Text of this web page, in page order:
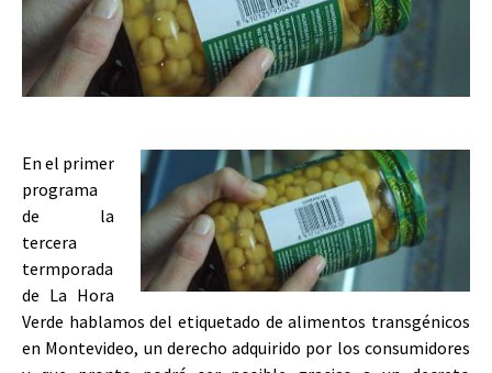
En el primer
programa
de la
tercera
termporada
de La Hora
Verde hablamos del etiquetado de alimentos transgénicos
en Montevideo, un derecho adquirido por los consumidores